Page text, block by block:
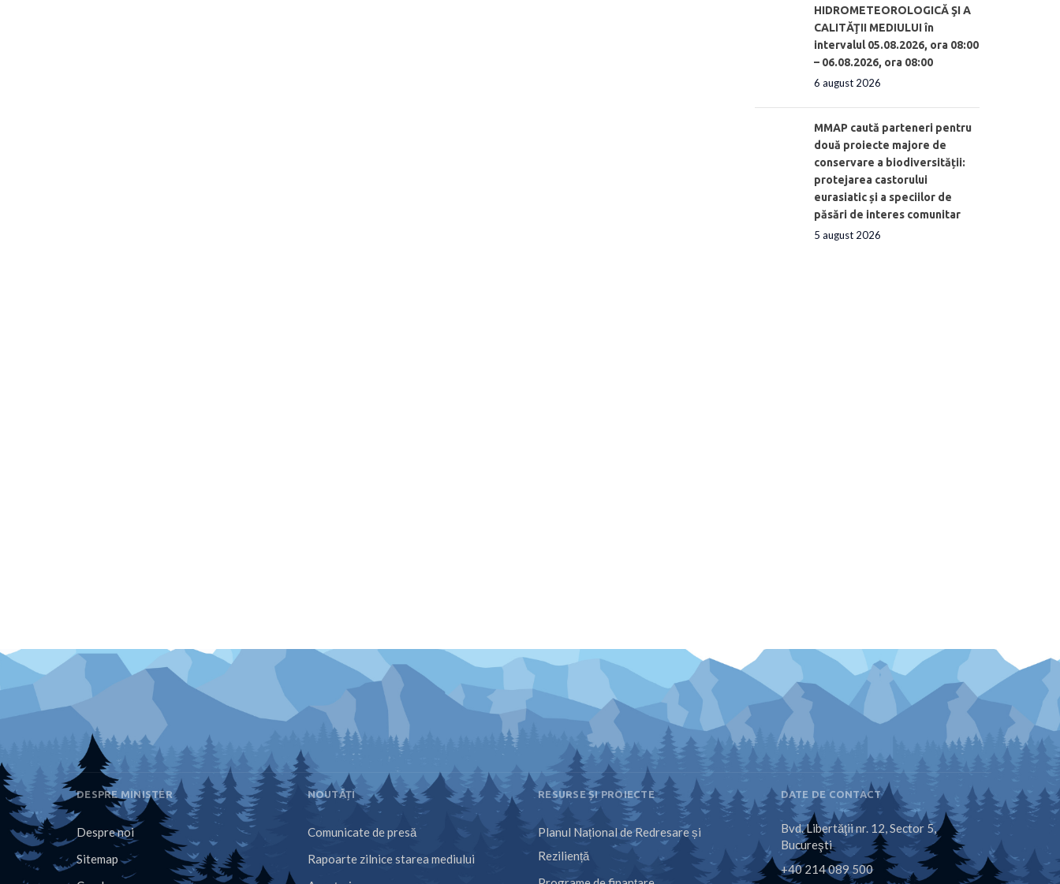
HIDROMETEOROLOGICĂ ŞI A
CALITĂŢII MEDIULUI în
intervalul 05.08.2026, ora 08:00
– 06.08.2026, ora 08:00
6 august 2026
MMAP caută parteneri pentru
două proiecte majore de
conservare a biodiversității:
protejarea castorului
eurasiatic și a speciilor de
păsări de interes comunitar
5 august 2026
DESPRE MINISTER
Despre noi
Sitemap
NOUTĂȚI
Comunicate de presă
Rapoarte zilnice starea mediului
RESURSE ȘI PROIECTE
Planul Național de Redresare și
Reziliență
DATE DE CONTACT
Bvd. Libertăţii nr. 12, Sector 5,
Bucureşti
+40 214 089 500